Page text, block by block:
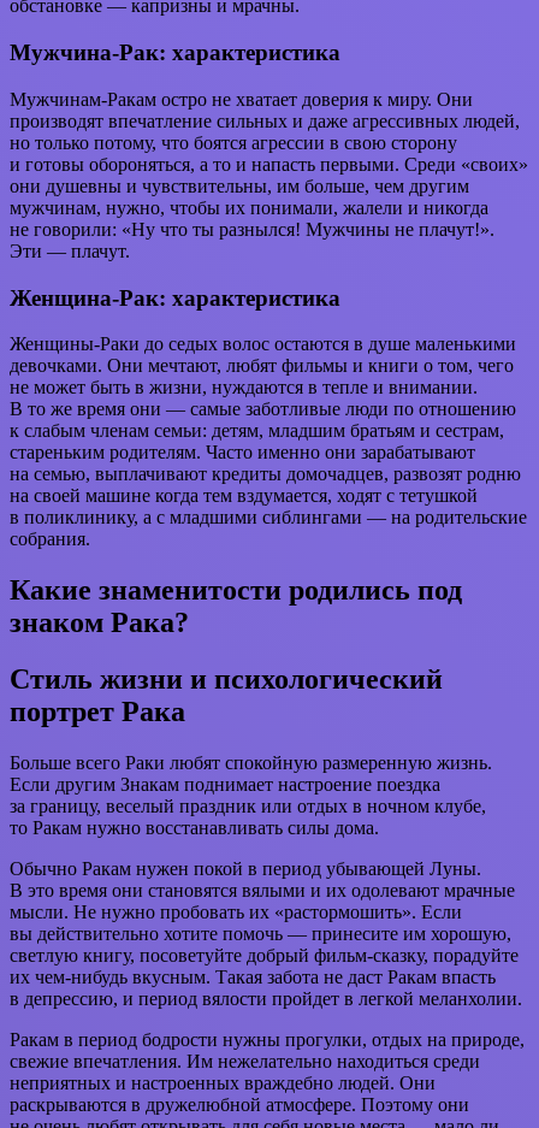
обстановке — капризны и мрачны.
Мужчина-Рак: характеристика
Мужчинам-Ракам остро не хватает доверия к миру. Они
производят впечатление сильных и даже агрессивных людей,
но только потому, что боятся агрессии в свою сторону
и готовы обороняться, а то и напасть первыми. Среди «своих»
они душевны и чувствительны, им больше, чем другим
мужчинам, нужно, чтобы их понимали, жалели и никогда
не говорили: «Ну что ты разнылся! Мужчины не плачут!».
Эти — плачут.
Женщина-Рак: характеристика
Женщины-Раки до седых волос остаются в душе маленькими
девочками. Они мечтают, любят фильмы и книги о том, чего
не может быть в жизни, нуждаются в тепле и внимании.
В то же время они — самые заботливые люди по отношению
к слабым членам семьи: детям, младшим братьям и сестрам,
стареньким родителям. Часто именно они зарабатывают
на семью, выплачивают кредиты домочадцев, развозят родню
на своей машине когда тем вздумается, ходят с тетушкой
в поликлинику, а с младшими сиблингами — на родительские
собрания.
Какие знаменитости родились под
знаком Рака?
Стиль жизни и психологический
портрет Рака
Больше всего Раки любят спокойную размеренную жизнь.
Если другим Знакам поднимает настроение поездка
за границу, веселый праздник или отдых в ночном клубе,
то Ракам нужно восстанавливать силы дома.
Обычно Ракам нужен покой в период убывающей Луны.
В это время они становятся вялыми и их одолевают мрачные
мысли. Не нужно пробовать их «растормошить». Если
вы действительно хотите помочь — принесите им хорошую,
светлую книгу, посоветуйте добрый фильм-сказку, порадуйте
их чем-нибудь вкусным. Такая забота не даст Ракам впасть
в депрессию, и период вялости пройдет в легкой меланхолии.
Ракам в период бодрости нужны прогулки, отдых на природе,
свежие впечатления. Им нежелательно находиться среди
неприятных и настроенных враждебно людей. Они
раскрываются в дружелюбной атмосфере. Поэтому они